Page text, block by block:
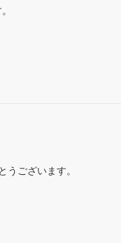
うございます。